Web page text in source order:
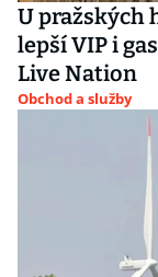
U pražských
lepší VIP i
Live Nation
Obchod a služby